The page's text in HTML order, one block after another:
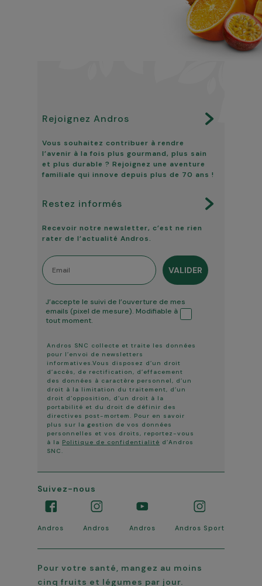
Rejoignez Andros
Vous souhaitez contribuer à rendre
l’avenir à la fois plus gourmand, plus sain
et plus durable ? Rejoignez une aventure
familiale qui innove depuis plus de 70 ans !
Restez informés
Recevoir notre newsletter, c’est ne rien
rater de l’actualité Andros.
Email
VALIDER
Tracking ouverture
J’accepte le suivi de l’ouverture de mes
emails (pixel de mesure). Modifiable à
tout moment.
Andros SNC collecte et traite les données
pour l’envoi de newsletters
informatives.Vous disposez d’un droit
d’accès, de rectification, d’effacement
des données à caractère personnel, d’un
droit à la limitation du traitement, d’un
droit d’opposition, d’un droit à la
portabilité et du droit de définir des
directives post-mortem. Pour en savoir
plus sur la gestion de vos données
personnelles et vos droits, reportez-vous
à la Politique de confidentialité d’Andros
SNC.
Suivez-nous
Andros Andros Andros Andros Sport
Pour votre santé, mangez au moins
cinq fruits et légumes par jour.